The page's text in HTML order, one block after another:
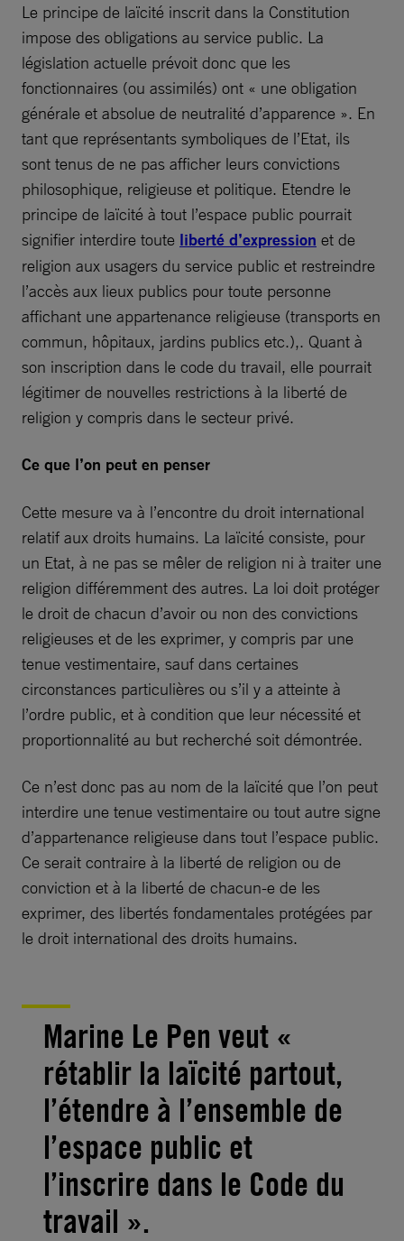
Le principe de laïcité inscrit dans la Constitution
impose des obligations au service public. La
législation actuelle prévoit donc que les
fonctionnaires (ou assimilés) ont « une obligation
générale et absolue de neutralité d’apparence ». En
tant que représentants symboliques de l’Etat, ils
sont tenus de ne pas afficher leurs convictions
philosophique, religieuse et politique. Etendre le
principe de laïcité à tout l’espace public pourrait
signifier interdire toute liberté d’expression et de
religion aux usagers du service public et restreindre
l’accès aux lieux publics pour toute personne
affichant une appartenance religieuse (transports en
commun, hôpitaux, jardins publics etc.),. Quant à
son inscription dans le code du travail, elle pourrait
légitimer de nouvelles restrictions à la liberté de
religion y compris dans le secteur privé.
Ce que l’on peut en penser
Cette mesure va à l’encontre du droit international
relatif aux droits humains. La laïcité consiste, pour
un Etat, à ne pas se mêler de religion ni à traiter une
religion différemment des autres. La loi doit protéger
le droit de chacun d’avoir ou non des convictions
religieuses et de les exprimer, y compris par une
tenue vestimentaire, sauf dans certaines
circonstances particulières ou s’il y a atteinte à
l’ordre public, et à condition que leur nécessité et
proportionnalité au but recherché soit démontrée.
Ce n’est donc pas au nom de la laïcité que l’on peut
interdire une tenue vestimentaire ou tout autre signe
d’appartenance religieuse dans tout l’espace public.
Ce serait contraire à la liberté de religion ou de
conviction et à la liberté de chacun-e de les
exprimer, des libertés fondamentales protégées par
le droit international des droits humains.
Marine Le Pen veut «
rétablir la laïcité partout,
l’étendre à l’ensemble de
l’espace public et
l’inscrire dans le Code du
travail ».